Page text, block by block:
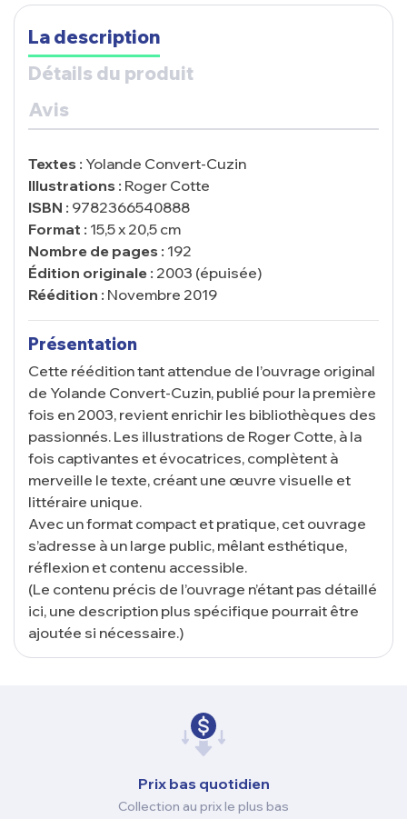
La description
Détails du produit
Avis
Textes : Yolande Convert-Cuzin
Illustrations : Roger Cotte
ISBN : 9782366540888
Format : 15,5 x 20,5 cm
Nombre de pages : 192
Édition originale : 2003 (épuisée)
Réédition : Novembre 2019
Présentation
Cette réédition tant attendue de l’ouvrage original
de Yolande Convert-Cuzin, publié pour la première
fois en 2003, revient enrichir les bibliothèques des
passionnés. Les illustrations de Roger Cotte, à la
fois captivantes et évocatrices, complètent à
merveille le texte, créant une œuvre visuelle et
littéraire unique.
Avec un format compact et pratique, cet ouvrage
s’adresse à un large public, mêlant esthétique,
réflexion et contenu accessible.
(Le contenu précis de l’ouvrage n’étant pas détaillé
ici, une description plus spécifique pourrait être
ajoutée si nécessaire.)
Prix ​​bas quotidien
Collection au prix le plus bas